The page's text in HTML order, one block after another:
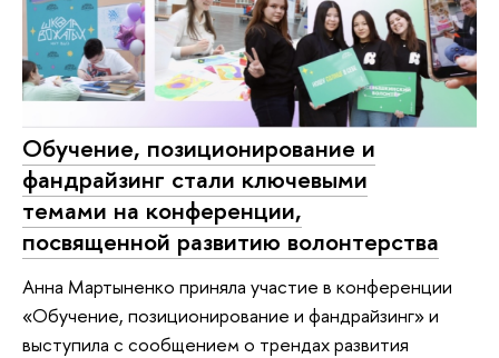
Обучение, позиционирование и
фандрайзинг стали ключевыми
темами на конференции,
посвященной развитию волонтерства
Анна Мартыненко приняла участие в конференции
«Обучение, позиционирование и фандрайзинг» и
выступила с сообщением о трендах развития